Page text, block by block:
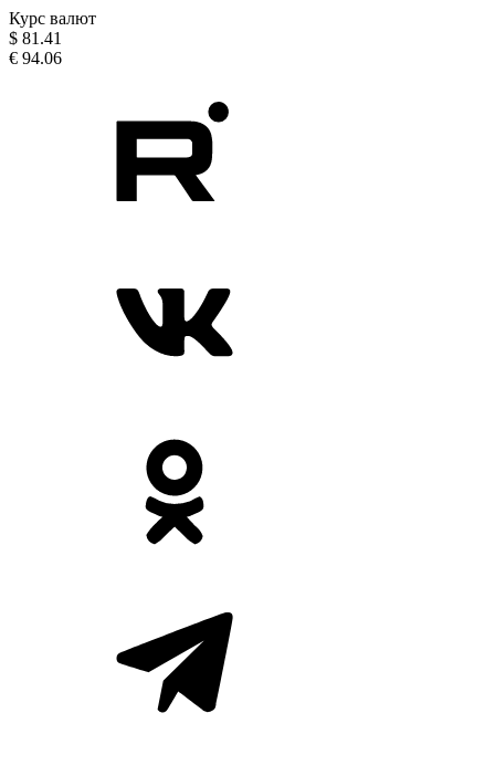
Курс валют
$ 81.41
€ 94.06